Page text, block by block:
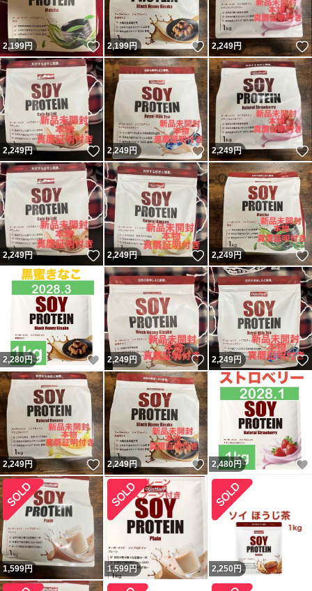
2,199円 いいね！
2,199円 いいね！
2,249円
2,249円 いいね！
2,249円 いいね！
2,249円
2,249円 いいね！
2,249円 いいね！
2,249円
2,280円 いいね！
2,249円 いいね！
2,249円
2,249円 いいね！
2,249円 いいね！
2,480円
1,599円 1,599円 2,250 円